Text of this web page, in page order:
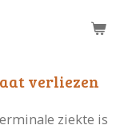
verliezen
ziekte is